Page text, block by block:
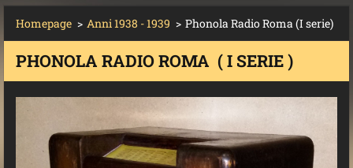
Homepage > Anni 1938 - 1939 > Phonola Radio Roma (I serie)
PHONOLA RADIO ROMA ( I SERIE )